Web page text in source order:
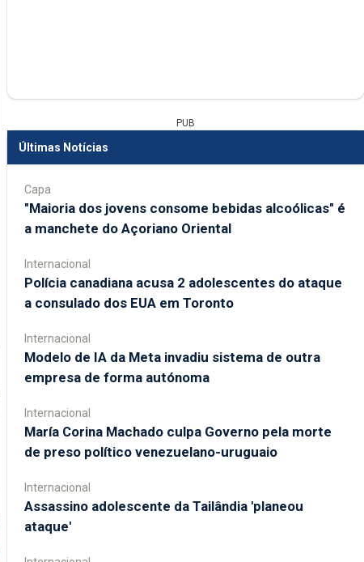
PUB
Últimas Notícias
Capa
"Maioria dos jovens consome bebidas alcoólicas" é
a manchete do Açoriano Oriental
Internacional
Polícia canadiana acusa 2 adolescentes do ataque
a consulado dos EUA em Toronto
Internacional
Modelo de IA da Meta invadiu sistema de outra
empresa de forma autónoma
Internacional
María Corina Machado culpa Governo pela morte
de preso político venezuelano-uruguaio
Internacional
Assassino adolescente da Tailândia 'planeou
ataque'